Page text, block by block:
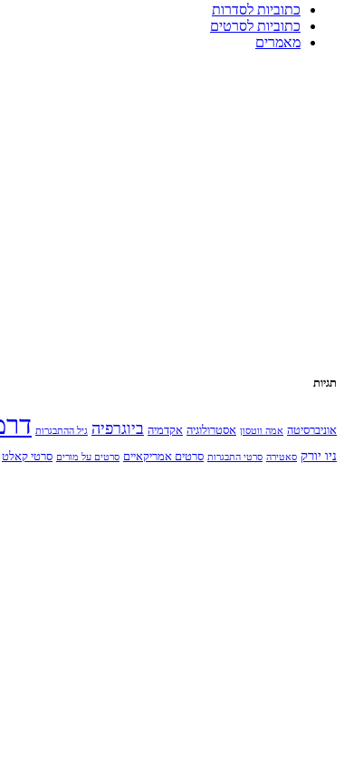
כתוביות לסדרות
כתוביות לסרטים
מאמרים
תגיות
אוניברסיטה אמה ווטסון אסטרולוגיה אקדמיה ביוגרפיה גיל ההתבגרות
ניו יורק סאטירה סרטי התבגרות סרטים אמריקאיים סרטים על מורים סרטי קאלט